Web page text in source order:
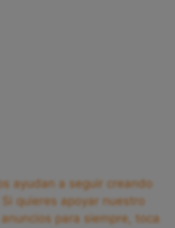
ayudan a seguir creando
quieres apoyar nuestro
para siempre, toca